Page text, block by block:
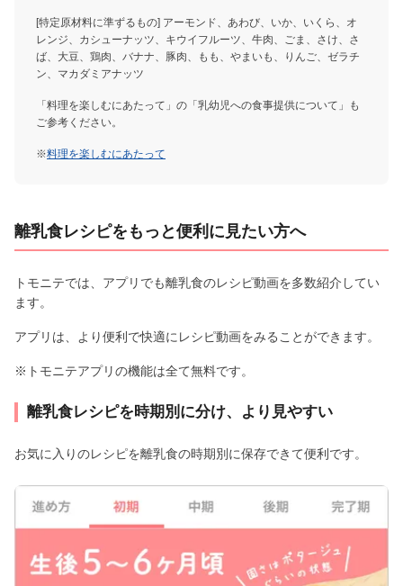
[特定原材料に準ずるもの] アーモンド、あわび、いか、いくら、オ
レンジ、カシューナッツ、キウイフルーツ、牛肉、ごま、さけ、さ
ば、大豆、鶏肉、バナナ、豚肉、もも、やまいも、りんご、ゼラチ
ン、マカダミアナッツ
「料理を楽しむにあたって」の「乳幼児への食事提供について」も
ご参考ください。
※料理を楽しむにあたって
離乳食レシピをもっと便利に見たい方へ
トモニテでは、アプリでも離乳食のレシピ動画を多数紹介してい
ます。
アプリは、より便利で快適にレシピ動画をみることができます。
※トモニテアプリの機能は全て無料です。
離乳食レシピを時期別に分け、より見やすい
お気に入りのレシピを離乳食の時期別に保存できて便利です。